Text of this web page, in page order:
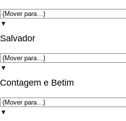
▼
Salvador
▼
Contagem e Betim
▼